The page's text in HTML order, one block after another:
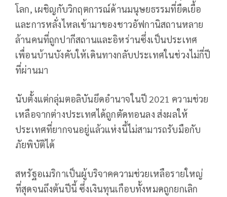
โลก, เผชิญกับวิกฤตการณ์ด้านมนุษยธรรมที่ยืดเยื้อ
และการหลั่งไหลเข้ามาของชาวอัฟกานิสถานหลาย
ล้านคนที่ถูกปากีสถานและอิหร่านซึ่งเป็นประเทศ
เพื่อนบ้านบังคับให้เดินทางกลับประเทศในช่วงไม่กี่ปี
ที่ผ่านมา
นับตั้งแต่กลุ่มตอลิบันยึดอำนาจในปี 2021 ความช่วย
เหลือจากต่างประเทศได้ถูกตัดทอนลง ส่งผลให้
ประเทศที่ยากจนอยู่แล้วแห่งนี้ไม่สามารถรับมือกับ
ภัยพิบัติได้
สหรัฐอเมริกาเป็นผู้บริจาคความช่วยเหลือรายใหญ่
ที่สุดจนถึงต้นปีนี้ ซึ่งเงินทุนเกือบทั้งหมดถูกยกเลิก